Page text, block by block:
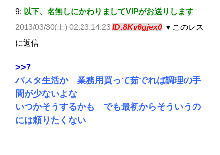
9: 以下、名無しにかわりましてVIPがお送りします
2013/03/30(土) 02:23:14.23 ID:8Kv6gjex0 ▼このレス
に返信
>>7
パスタ生活か 業務用買って茹でれば調理の手
間が少ないよな
いつかそうするかも でも最初からそういうの
には頼りたくない